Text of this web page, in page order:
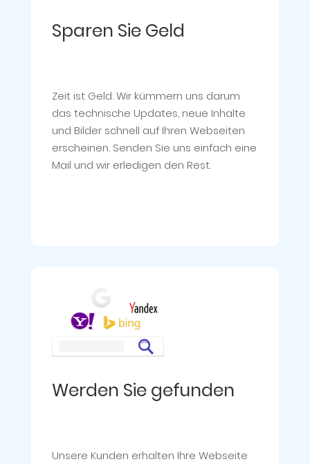
Sparen Sie Geld
Zeit ist Geld. Wir kümmern uns darum
das technische Updates, neue Inhalte
und Bilder schnell auf Ihren Webseiten
erscheinen. Senden Sie uns einfach eine
Mail und wir erledigen den Rest.
Werden Sie gefunden
Unsere Kunden erhalten Ihre Webseite